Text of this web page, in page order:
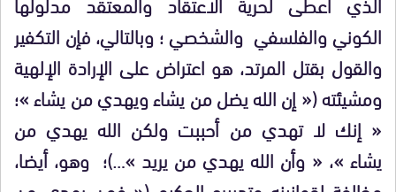
الكوني والفلسفي والشخصي ؛ وبالتالي، فإن التكفير
والقول بقتل المرتد، هو اعتراض على الإرادة الإلهية
ومشيئته (« إن الله يضل من يشاء ويهدي من يشاء »؛
« إنك لا تهدي من أحببت ولكن الله يهدي من
يشاء »، « وأن الله يهدي من يريد »…)؛ وهو، أيضا،